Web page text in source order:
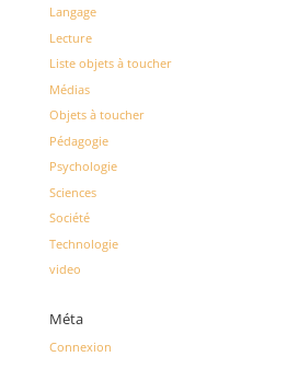
Langage
Lecture
Liste objets à toucher
Médias
Objets à toucher
Pédagogie
Psychologie
Sciences
Société
Technologie
video
Méta
Connexion